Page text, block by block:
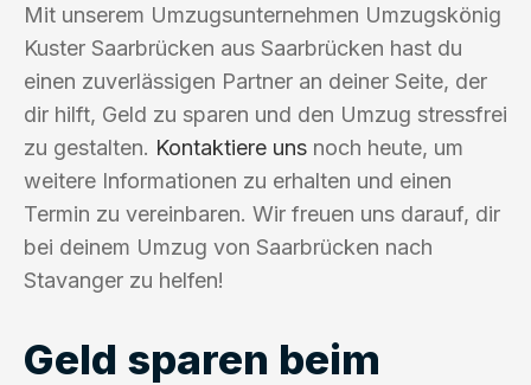
Mit unserem Umzugsunternehmen Umzugskönig
Kuster Saarbrücken aus Saarbrücken hast du
einen zuverlässigen Partner an deiner Seite, der
dir hilft, Geld zu sparen und den Umzug stressfrei
zu gestalten. Kontaktiere uns noch heute, um
weitere Informationen zu erhalten und einen
Termin zu vereinbaren. Wir freuen uns darauf, dir
bei deinem Umzug von Saarbrücken nach
Stavanger zu helfen!
Geld sparen beim